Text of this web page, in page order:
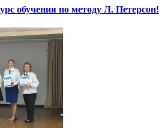
обучения по методу Л. Петерсон!